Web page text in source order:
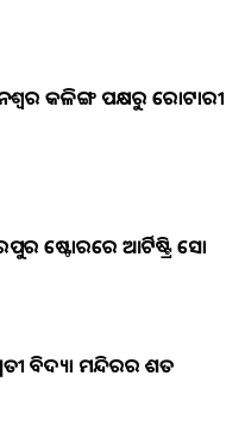
କଳିଙ୍ଗ ପକ୍ଷରୁ ରୋଟାରୀ
ଷ୍ଟୋରରେ ଆର୍ଟିଷ୍ଟ୍ରି ସୋ
ବିଦ୍ୟା ମନ୍ଦିରର ଶତ